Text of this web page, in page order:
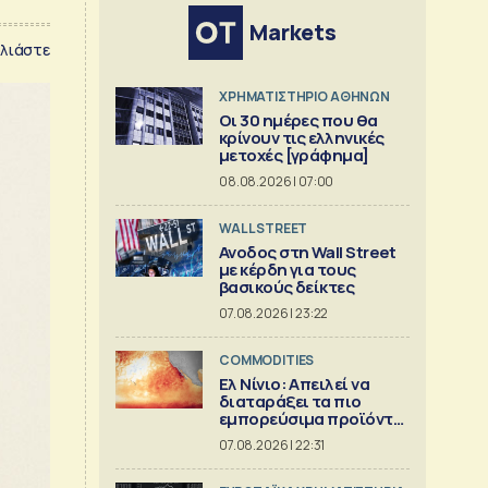
Markets
XΡΗΜΑΤΙΣΤΗΡΙΟ ΑΘΗΝΩΝ
Οι 30 ημέρες που θα
κρίνουν τις ελληνικές
μετοχές [γράφημα]
08.08.2026 | 07:00
WALL STREET
Ανοδος στη Wall Street
με κέρδη για τους
βασικούς δείκτες
07.08.2026 | 23:22
COMMODITIES
Ελ Νίνιο: Απειλεί να
διαταράξει τα πιο
εμπορεύσιμα προϊόντα
στον κόσμο
07.08.2026 | 22:31